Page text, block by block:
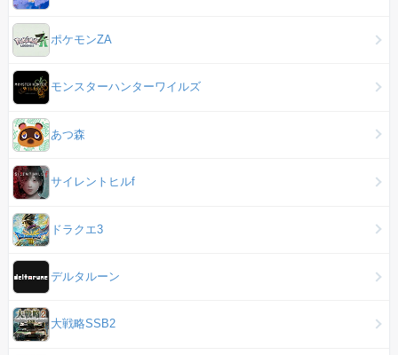
ポケモンZA
モンスターハンターワイルズ
あつ森
サイレントヒルf
ドラクエ3
デルタルーン
大戦略SSB2